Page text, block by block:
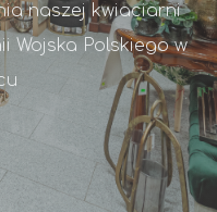
naszej kwiaciarni
Wojska Polskiego w